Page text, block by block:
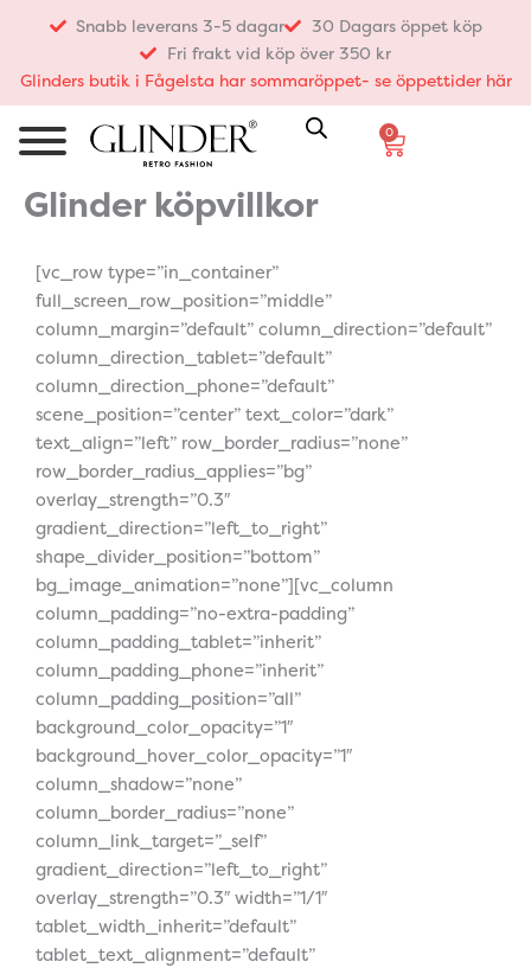
innehåll
Snabb leverans 3-5 dagar
30 Dagars öppet köp
Fri frakt vid köp över 350 kr
Glinders butik i Fågelsta har sommaröppet- se öppettider här
0
Varukorg
Glinder köpvillkor
[vc_row type=”in_container”
full_screen_row_position=”middle”
column_margin=”default” column_direction=”default”
column_direction_tablet=”default”
column_direction_phone=”default”
scene_position=”center” text_color=”dark”
text_align=”left” row_border_radius=”none”
row_border_radius_applies=”bg”
overlay_strength=”0.3″
gradient_direction=”left_to_right”
shape_divider_position=”bottom”
bg_image_animation=”none”][vc_column
column_padding=”no-extra-padding”
column_padding_tablet=”inherit”
column_padding_phone=”inherit”
column_padding_position=”all”
background_color_opacity=”1″
background_hover_color_opacity=”1″
column_shadow=”none”
column_border_radius=”none”
column_link_target=”_self”
gradient_direction=”left_to_right”
overlay_strength=”0.3″ width=”1/1″
tablet_width_inherit=”default”
tablet_text_alignment=”default”